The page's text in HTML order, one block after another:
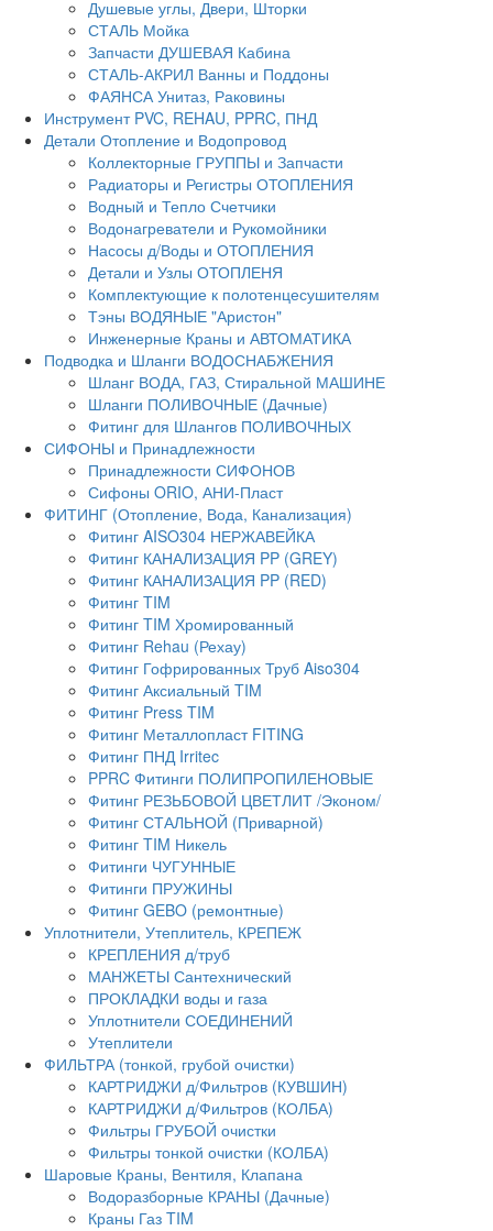
Душевые углы, Двери, Шторки
СТАЛЬ Мойка
Запчасти ДУШЕВАЯ Кабина
СТАЛЬ-АКРИЛ Ванны и Поддоны
ФАЯНСА Унитаз, Раковины
Инструмент PVC, REHAU, PPRC, ПНД
Детали Отопление и Водопровод
Коллекторные ГРУППЫ и Запчасти
Радиаторы и Регистры ОТОПЛЕНИЯ
Водный и Тепло Счетчики
Водонагреватели и Рукомойники
Насосы д/Воды и ОТОПЛЕНИЯ
Детали и Узлы ОТОПЛЕНЯ
Комплектующие к полотенцесушителям
Тэны ВОДЯНЫЕ "Аристон"
Инженерные Краны и АВТОМАТИКА
Подводка и Шланги ВОДОСНАБЖЕНИЯ
Шланг ВОДА, ГАЗ, Стиральной МАШИНЕ
Шланги ПОЛИВОЧНЫЕ (Дачные)
Фитинг для Шлангов ПОЛИВОЧНЫХ
СИФОНЫ и Принадлежности
Принадлежности СИФОНОВ
Сифоны ORIO, АНИ-Пласт
ФИТИНГ (Отопление, Вода, Канализация)
Фитинг AISO304 НЕРЖАВЕЙКА
Фитинг КАНАЛИЗАЦИЯ PP (GREY)
Фитинг КАНАЛИЗАЦИЯ PP (RED)
Фитинг TIM
Фитинг TIM Хромированный
Фитинг Rehau (Рехау)
Фитинг Гофрированных Труб Aiso304
Фитинг Аксиальный TIM
Фитинг Press TIM
Фитинг Металлопласт FITING
Фитинг ПНД Irritec
PPRC Фитинги ПОЛИПРОПИЛЕНОВЫЕ
Фитинг РЕЗЬБОВОЙ ЦВЕТЛИТ /Эконом/
Фитинг СТАЛЬНОЙ (Приварной)
Фитинг TIM Никель
Фитинги ЧУГУННЫЕ
Фитинги ПРУЖИНЫ
Фитинг GEBO (ремонтные)
Уплотнители, Утеплитель, КРЕПЕЖ
КРЕПЛЕНИЯ д/труб
МАНЖЕТЫ Сантехнический
ПРОКЛАДКИ воды и газа
Уплотнители СОЕДИНЕНИЙ
Утеплители
ФИЛЬТРА (тонкой, грубой очистки)
КАРТРИДЖИ д/Фильтров (КУВШИН)
КАРТРИДЖИ д/Фильтров (КОЛБА)
Фильтры ГРУБОЙ очистки
Фильтры тонкой очистки (КОЛБА)
Шаровые Краны, Вентиля, Клапана
Водоразборные КРАНЫ (Дачные)
Краны Газ TIM